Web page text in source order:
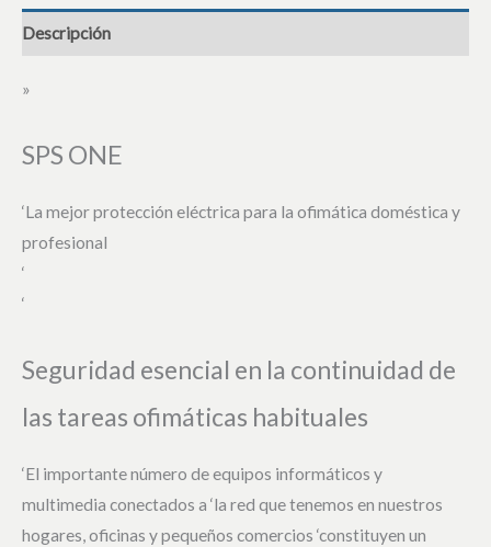
Descripción
»
SPS ONE
‘La mejor protección eléctrica para la ofimática doméstica y
profesional
‘
‘
Seguridad esencial en la continuidad de
las tareas ofimáticas habituales
‘El importante número de equipos informáticos y
multimedia conectados a ‘la red que tenemos en nuestros
hogares, oficinas y pequeños comercios ‘constituyen un